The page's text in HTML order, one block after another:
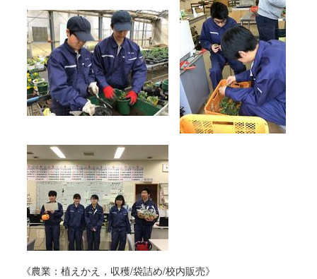
《農業：植えかえ，収穫/袋詰め/校内販売》